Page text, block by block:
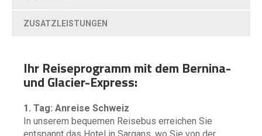
ZUSATZLEISTUNGEN
Ihr Reiseprogramm mit dem Bernina-
und Glacier-Express:
1. Tag: Anreise Schweiz
In unserem bequemen Reisebus erreichen Sie